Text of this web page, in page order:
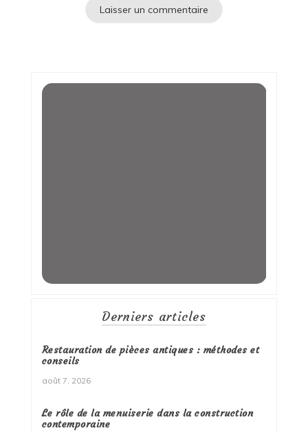
Derniers articles
Restauration de pièces antiques : méthodes et
conseils
août 7, 2026
Le rôle de la menuiserie dans la construction
contemporaine